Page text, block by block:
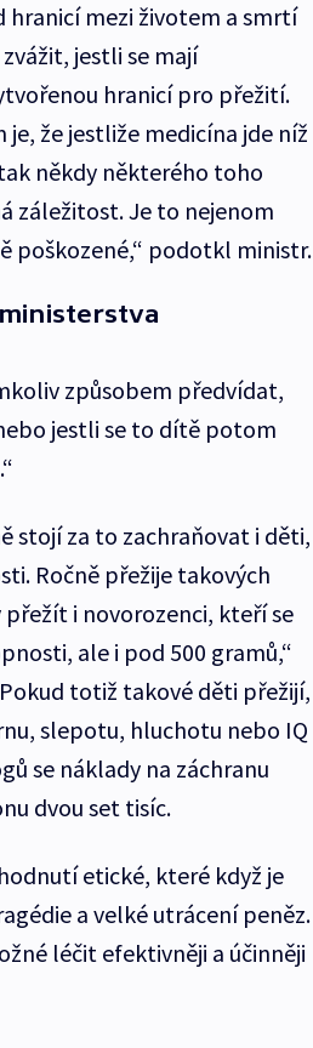
hranicí mezi životem a smrtí
jestli se mají
hranicí pro přežití.
že jestliže medicína jde níž
někdy některého toho
záležitost. Je to nejenom
poškozené,“ podotkl ministr.
způsobem předvídat,
jestli se to dítě potom
stojí za to zachraňovat i děti,
Ročně přežije takových
i novorozenci, kteří se
ale i pod 500 gramů,“
totiž takové děti přežijí,
slepotu, hluchotu nebo IQ
se náklady na záchranu
dvou set tisíc.
etické, které když je
a velké utrácení peněz.
léčit efektivněji a účinněji